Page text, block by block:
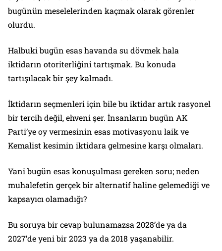
bugünün meselelerinden kaçmak olarak görenler
olurdu.
Halbuki bugün esas havanda su dövmek hala
iktidarın otoriterliğini tartışmak. Bu konuda
tartışılacak bir şey kalmadı.
İktidarın seçmenleri için bile bu iktidar artık rasyonel
bir tercih değil, ehveni şer. İnsanların bugün AK
Parti’ye oy vermesinin esas motivasyonu laik ve
Kemalist kesimin iktidara gelmesine karşı olmaları.
Yani bugün esas konuşulması gereken soru; neden
muhalefetin gerçek bir alternatif haline gelemediği ve
kapsayıcı olamadığı?
Bu soruya bir cevap bulunamazsa 2028’de ya da
2027’de yeni bir 2023 ya da 2018 yaşanabilir.